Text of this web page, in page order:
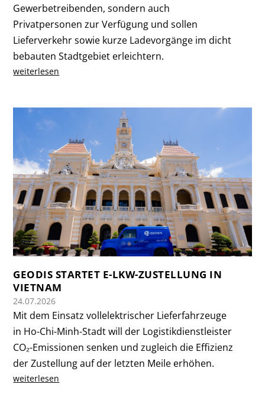
Gewerbetreibenden, sondern auch
Privatpersonen zur Verfügung und sollen
Lieferverkehr sowie kurze Ladevorgänge im dicht
bebauten Stadtgebiet erleichtern.
weiterlesen
GEODIS STARTET E-LKW-ZUSTELLUNG IN
VIETNAM
24.07.2026
Mit dem Einsatz vollelektrischer Lieferfahrzeuge
in Ho-Chi-Minh-Stadt will der Logistikdienstleister
CO₂-Emissionen senken und zugleich die Effizienz
der Zustellung auf der letzten Meile erhöhen.
weiterlesen